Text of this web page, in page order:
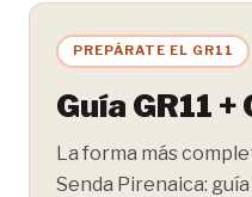
PREPÁRATE EL GR11
Guía GR11
La forma más
Senda Pirenaica: